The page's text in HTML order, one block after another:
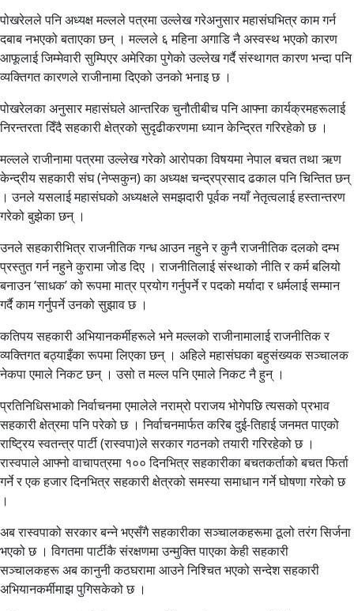
पोखरेलले पनि अध्यक्ष मल्लले पत्रमा उल्लेख गरेअनुसार महासंघभित्र काम गर्न
दबाब नभएको बताएका छन् । मल्लले ६ महिना अगाडि नै अस्वस्थ भएको कारण
आफूलाई जिम्मेवारी सुम्पिएर अमेरिका पुगेको उल्लेख गर्दै संस्थागत कारण भन्दा पनि
व्यक्तिगत कारणले राजीनामा दिएको उनको भनाइ छ ।
पोखरेलका अनुसार महासंघले आन्तरिक चुनौतीबीच पनि आफ्ना कार्यक्रमहरूलाई
निरन्तरता दिँदै सहकारी क्षेत्रको सुदृढीकरणमा ध्यान केन्द्रित गरिरहेको छ ।
मल्लले राजीनामा पत्रमा उल्लेख गरेको आरोपका विषयमा नेपाल बचत तथा ऋण
केन्द्रीय सहकारी संघ (नेप्सकुन) का अध्यक्ष चन्द्रप्रसाद ढकाल पनि चिन्तित छन्
। उनले यसलाई महासंघको अध्यक्षले समझदारी पूर्वक नयाँ नेतृत्वलाई हस्तान्तरण
गरेको बुझेका छन् ।
उनले सहकारीभित्र राजनीतिक गन्ध आउन नहुने र कुनै राजनीतिक दलको दम्भ
प्रस्तुत गर्न नहुने कुरामा जोड दिए । राजनीतिलाई संस्थाको नीति र कर्म बलियो
बनाउन ‘साधक’ को रूपमा मात्र प्रयोग गर्नुपर्ने र पदको मर्यादा र धर्मलाई सम्मान
गर्दै काम गर्नुपर्ने उनको सुझाव छ ।
कतिपय सहकारी अभियानकर्मीहरूले भने मल्लको राजीनामालाई राजनीतिक र
व्यक्तिगत बठ्याइँका रूपमा लिएका छन् । अहिले महासंघका बहुसंख्यक सञ्चालक
नेकपा एमाले निकट छन् । उसो त मल्ल पनि एमाले निकट नै हुन् ।
प्रतिनिधिसभाको निर्वाचनमा एमालेले नराम्रो पराजय भोगेपछि त्यसको प्रभाव
सहकारी क्षेत्रमा पनि परेको छ । निर्वाचनमार्फत करिब दुई-तिहाई जनमत पाएको
राष्ट्रिय स्वतन्त्र पार्टी (रास्वपा)ले सरकार गठनको तयारी गरिरहेको छ ।
रास्वपाले आफ्नो वाचापत्रमा १०० दिनभित्र सहकारीका बचतकर्ताको बचत फिर्ता
गर्ने र एक हजार दिनभित्र सहकारी क्षेत्रको समस्या समाधान गर्ने घोषणा गरेको छ
।
अब रास्वपाको सरकार बन्ने भएसँगै सहकारीका सञ्चालकहरूमा ठूलो तरंग सिर्जना
भएको छ । विगतमा पार्टीकै संरक्षणमा उन्मुक्ति पाएका केही सहकारी
सञ्चालकहरू अब कानुनी कठघरामा आउने निश्चित भएको सन्देश सहकारी
अभियानकर्मीमाझ पुगिसकेको छ ।